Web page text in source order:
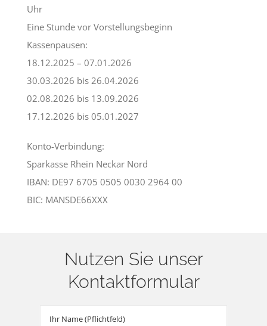
Uhr
Eine Stunde vor Vorstellungsbeginn
Kassenpausen:
18.12.2025 – 07.01.2026
30.03.2026 bis 26.04.2026
02.08.2026 bis 13.09.2026
17.12.2026 bis 05.01.2027
Konto-Verbindung:
Sparkasse Rhein Neckar Nord
IBAN: DE97 6705 0505 0030 2964 00
BIC: MANSDE66XXX
Nutzen Sie unser
Kontaktformular